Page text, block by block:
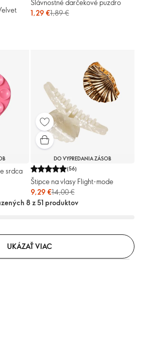
Slávnostné darčekové puzdro
1,29 €1,89 €
srdca
DO VYPREDANIA ZÁSOB
(56)
Štipce na vlasy Flight-mode
9,29 €14,00 €
8 z 51 produktov
UKÁZAŤ VIAC